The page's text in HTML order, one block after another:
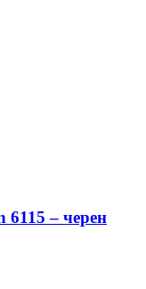
6115 – черен